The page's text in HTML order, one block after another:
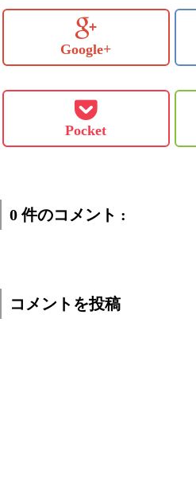
Google+
Pocket
0 件のコメント :
コメントを投稿